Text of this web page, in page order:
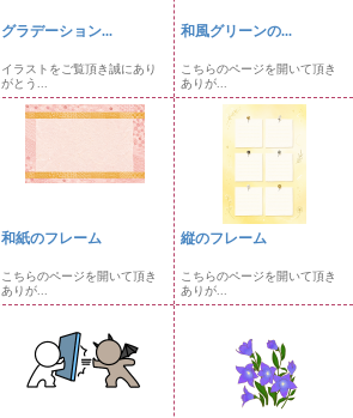
グラデーション...
イラストをご覧頂き誠にあり
がとう...
和風グリーンの...
こちらのページを開いて頂き
ありが...
和紙のフレーム
こちらのページを開いて頂き
ありが...
縦のフレーム
こちらのページを開いて頂き
ありが...